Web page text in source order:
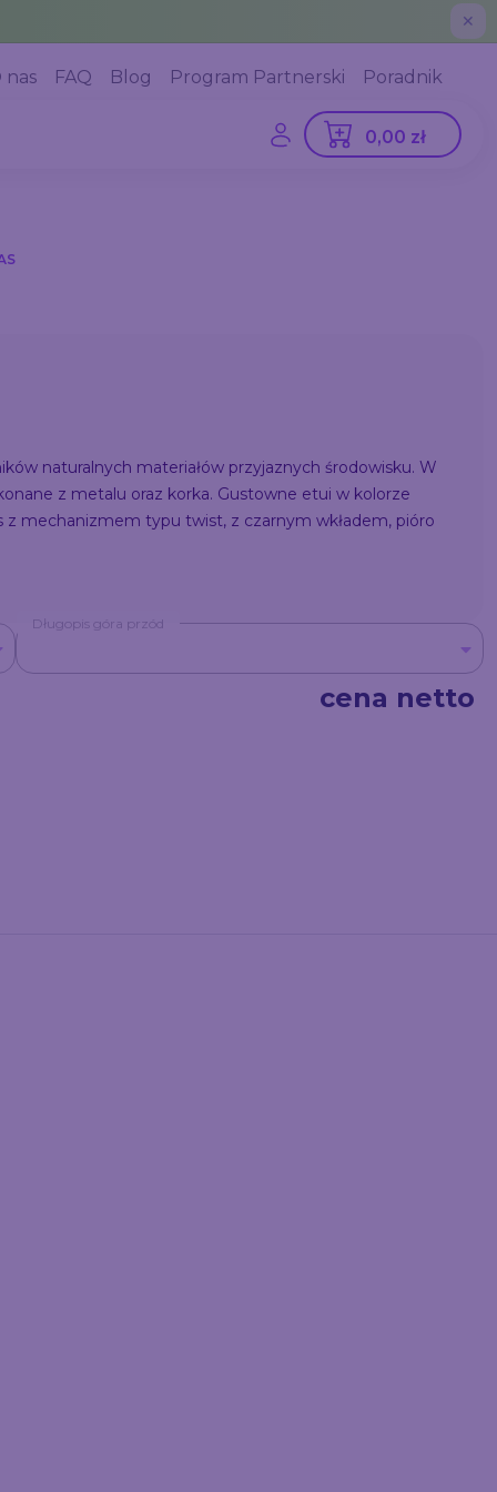
✕
nas FAQ Blog Program Partnerski Poradnik
0,00 zł
naturalnych materiałów przyjaznych środowisku. W
z metalu oraz korka. Gustowne etui w kolorze
mechanizmem typu twist, z czarnym wkładem, pióro
Długopis góra przód
cena netto